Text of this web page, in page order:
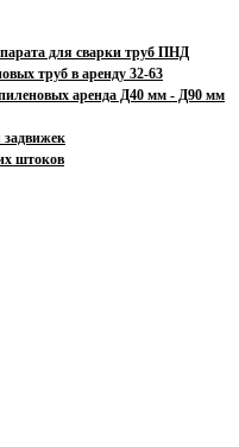
для сварки труб ПНД
труб в аренду 32-63
аренда Д40 мм - Д90 мм
задвижек
штоков